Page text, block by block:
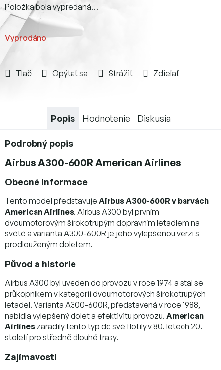
Vyprodáno
Položka bola vypredaná…
Tlač Opýtať sa Strážiť Zdieľať
Popis Hodnotenie Diskusia
Podrobný popis
Airbus A300-600R American Airlines
Obecné informace
Tento model představuje Airbus A300-600R v barvách
American Airlines. Airbus A300 byl prvním
dvoumotorovým širokotrupým dopravním letadlem na
světě a varianta A300-600R je jeho vylepšenou verzí s
prodlouženým doletem.
Původ a historie
Airbus A300 byl uveden do provozu v roce 1974 a stal se
průkopníkem v kategorii dvoumotorových širokotrupých
letadel. Varianta A300-600R, představená v roce 1988,
nabídla vylepšený dolet a efektivitu provozu. American
Airlines zařadily tento typ do své flotily v 80. letech 20.
století pro středně dlouhé trasy.
Zajímavosti